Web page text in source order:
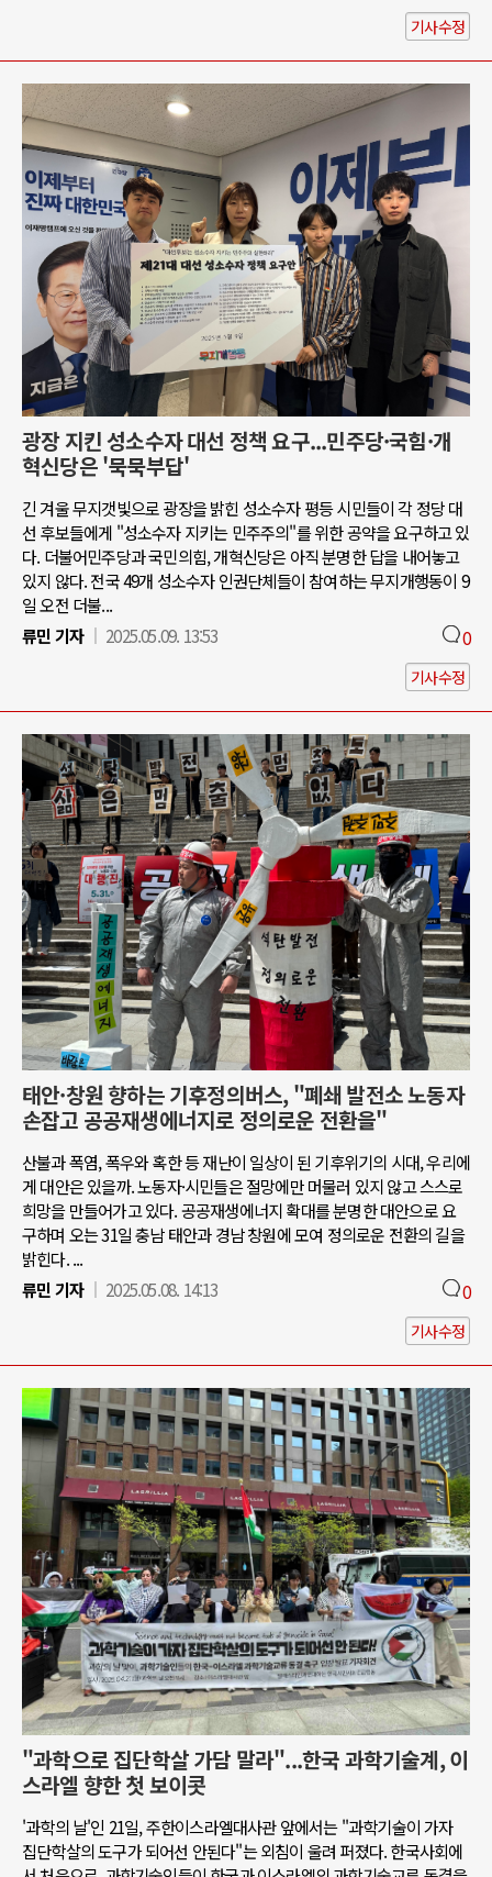
기사수정
광장 지킨 성소수자 대선 정책 요구...민주당·국힘·개
혁신당은 '묵묵부답'
긴 겨울 무지갯빛으로 광장을 밝힌 성소수자 평등 시민들이 각 정당 대
선 후보들에게 "성소수자 지키는 민주주의"를 위한 공약을 요구하고 있
다. 더불어민주당과 국민의힘, 개혁신당은 아직 분명한 답을 내어놓고
있지 않다. 전국 49개 성소수자 인권단체들이 참여하는 무지개행동이 9
일 오전 더불...
류민 기자
2025.05.09. 13:53 0
기사수정
태안·창원 향하는 기후정의버스, "폐쇄 발전소 노동자
손잡고 공공재생에너지로 정의로운 전환을"
산불과 폭염, 폭우와 혹한 등 재난이 일상이 된 기후위기의 시대, 우리에
게 대안은 있을까. 노동자·시민들은 절망에만 머물러 있지 않고 스스로
희망을 만들어가고 있다. 공공재생에너지 확대를 분명한 대안으로 요
구하며 오는 31일 충남 태안과 경남 창원에 모여 정의로운 전환의 길을
밝힌다. ...
류민 기자
2025.05.08. 14:13 0
기사수정
"과학으로 집단학살 가담 말라"...한국 과학기술계, 이
스라엘 향한 첫 보이콧
'과학의 날'인 21일, 주한이스라엘대사관 앞에서는 "과학기술이 가자
집단학살의 도구가 되어선 안된다"는 외침이 울려 퍼졌다. 한국사회에